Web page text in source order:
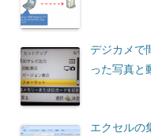
デジカメで
った写真と
エクセルの